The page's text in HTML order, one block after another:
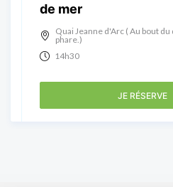
de mer
Quai Jeanne d'Arc ( Au bout du
phare.)
14h30
JE RÉSERVE